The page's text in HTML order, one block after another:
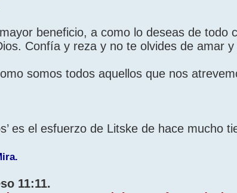
beneficio, a como lo deseas de todo
Confía y reza y no te olvides de amar y
somos todos aquellos que nos
es el esfuerzo de Litske de hace mucho
11:11.